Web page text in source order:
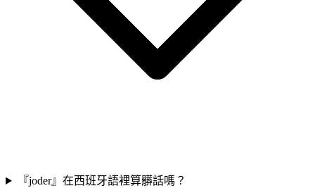
『joder』在西班牙語裡算髒話嗎？